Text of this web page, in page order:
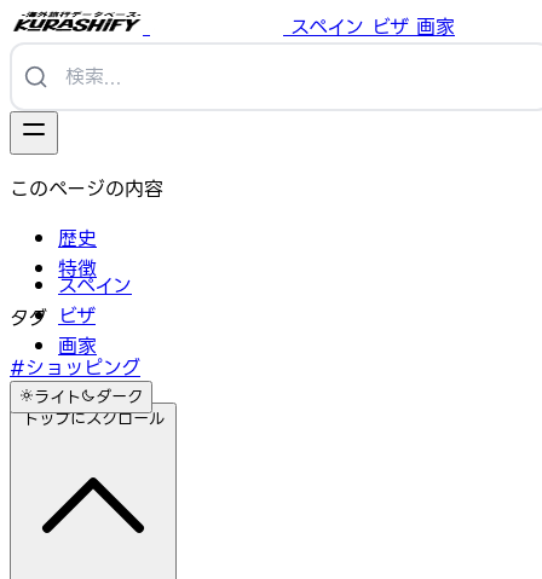
スペイン ビザ 画家
スペイン
ビザ
画家
ライト ダーク
このページの内容
歴史
特徴
タグ
#ショッピング
トップにスクロール